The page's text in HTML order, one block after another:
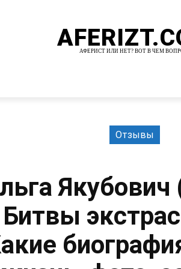
АФЕРИСТ ИЛИ НЕТ? ВОТ В ЧЕМ
Отзывы
Якубович
Битвы